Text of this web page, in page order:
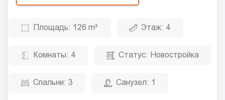
Площадь: 126 m² Этаж: 4
Комнаты: 4 Статус: Новостройка
Спальни: 3 Санузел: 1